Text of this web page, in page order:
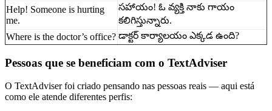
Help! Someone is hurting
me.
సహాయం! ఓ వ్యక్తి నాకు గాయం
కలిగిస్తున్నారు.
Where is the doctor’s office? డాక్టర్ కార్యాలయం ఎక్కడ ఉంది?
Pessoas que se beneficiam com o TextAdviser
O TextAdviser foi criado pensando nas pessoas reais — aqui está
como ele atende diferentes perfis: